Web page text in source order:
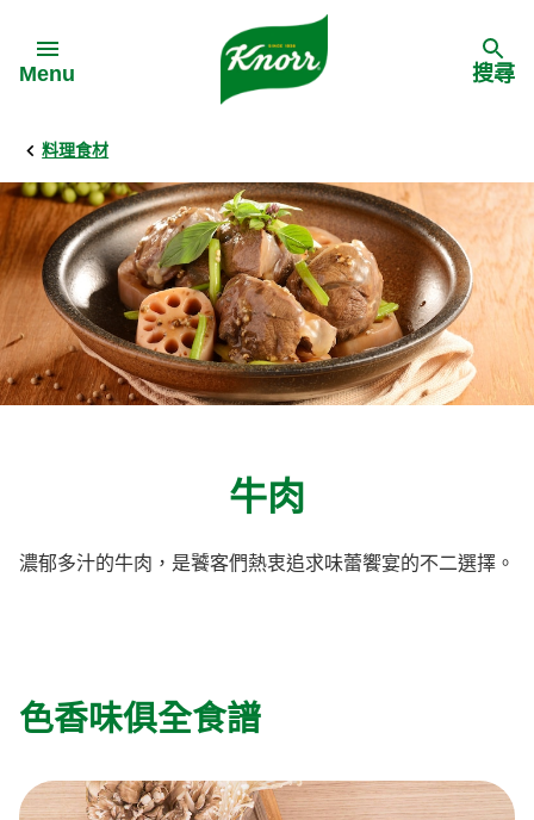
Menu
Back
食譜靈感
料理食材
料理方式
料理種類
Back
家樂牌產品
家樂牌純鮮雞粉
家樂牌雞粉
家樂牌雞汁
家樂牌鮮露
家樂牌鷹粟粉
Back
主頁
背景
甚麼是愛環境食材
愛環境食材篩選條件
搜尋
料理食材
牛肉
濃郁多汁的牛肉，是饕客們熱衷追求味蕾饗宴的不二選擇。
色香味俱全食譜